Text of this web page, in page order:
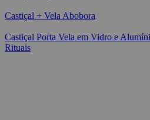
Castiçal + Vela Abobora
Castiçal Porta Vela em Vidro e
Rituais